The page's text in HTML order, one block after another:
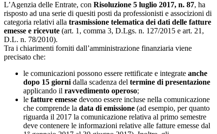
L’Agenzia delle Entrate, con Risoluzione 5 luglio 2017, n. 87, ha
risposto ad una serie di quesiti posti da professionisti e associzioni di
categoria relativi alla trasmissione telematica dei dati delle fatture
emesse e ricevute (art. 1, comma 3, D.Lgs. n. 127/2015 e art. 21,
D.L. n. 78/2010).
Tra i chiarimenti forniti dall’amministrazione finanziaria viene
precisato che:
le comunicazioni possono essere rettificate e integrate anche
dopo 15 giorni dalla scadenza del termine di presentazione
applicando il ravvedimento operoso;
le fatture emesse devono essere incluse nella comunicazione
che comprende la data di emissione (ad esempio, per quanto
riguarda il 2017 la comunicazione relativa al primo semestre
deve contenere le informazioni relative alle fatture emesse dal